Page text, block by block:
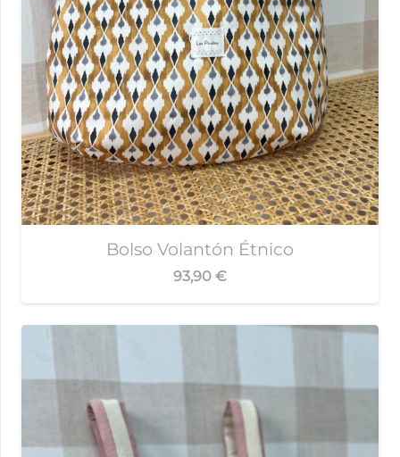
Bolso Volantón Étnico
93,90 €